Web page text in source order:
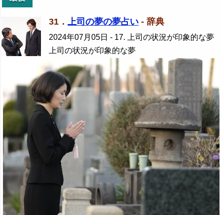
31． 上司の夢の夢占い - 辞典
2024年07月05日 - 17. 上司の状況が印象的な夢
上司の状況が印象的な夢